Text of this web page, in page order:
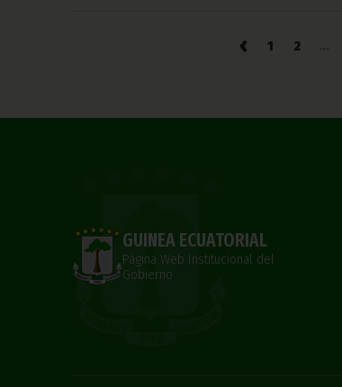
‹ 1 2
GUINEA ECUATORIAL
Página Web Institucional del
Gobierno